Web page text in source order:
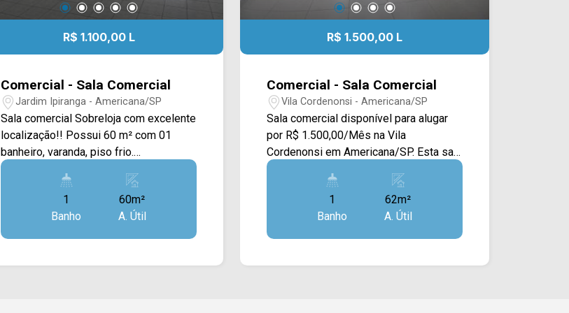
R$ 1.100,00 L
Comercial - Sala Comercial
Jardim Ipiranga - Americana/SP
Sala comercial Sobreloja com excelente
localização!! Possui 60 m² com 01
banheiro, varanda, piso frio.
Estacionamento rotativo. Se
interessou? Entre em contato com a
nossa equipe de locação e agende a
sua visita!! (19) 97169-1100 / (19)
3475-4546
1
Banho
60m²
A. Útil
R$ 1.500,00 L
Comercial - Sala Comercial
Vila Cordenonsi - Americana/SP
Sala comercial disponível para alugar
por R$ 1.500,00/Mês na Vila
Cordenonsi em Americana/SP. Esta sala
conta com 62M² sendo dispostos em
um amplo espaço disponível e com
sacada. Possui acabamento em piso
frio, teto lajotado e portas em blindex. >
01 banheiro social. Esta localizado
Av. Bandeirantes, Av. Nossa Sr. de
1
Banho
62m²
A. Útil